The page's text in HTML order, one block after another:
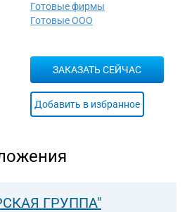
Готовые фирмы
Готовые ООО
ЗАКАЗАТЬ СЕЙЧАС
Добавить в избранное
ГРУППА"